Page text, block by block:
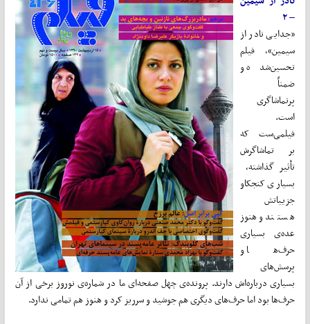
– ۲
«جدایی نادر از
سیمین»، فیلم
تحسین‌شده و
ضمناً
پرتماشاگری
است.
فیلمی‌ست که
بر تماشاگرش
تأثیر گذاشته،
بسیاری کنجکاو
جزییاتش
هستند و هنوز
عده‌ی بسیاری
حرف‌ها و
پرسش‌های
بسیاری درباره‌اش دارند. پرونده‌ی چهل صفحه‌ای ما در شماره‌ی نوروز برخی از آن
حرف‌ها بود اما حرف‌های دیگری هم جوشید و سرریز کرد و هنوز هم تمامی ندارد.